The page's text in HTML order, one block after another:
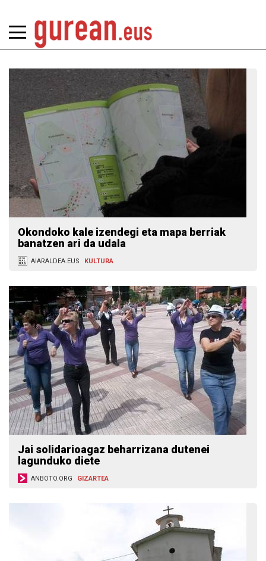
Okondoko kale izendegi eta mapa berriak
banatzen ari da udala
AIARALDEA.EUS KULTURA
Jai solidarioagaz beharrizana dutenei
lagunduko diete
ANBOTO.ORG GIZARTEA